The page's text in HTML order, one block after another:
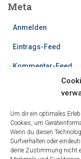
Um dir ein optimales
Cookies, um
Wenn du diesen
Surfverhalten oder
deine Zustimmung nicht
Meta
Anmelden
Eintrags-Feed
Kommentar-Feed
WordPress.org